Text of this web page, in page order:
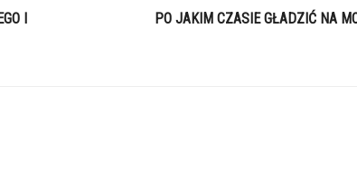
I
PO JAKIM CZASIE GŁADZIĆ NA